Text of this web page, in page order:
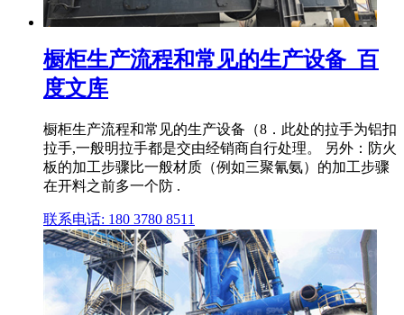
橱柜生产流程和常见的生产设备_百
度文库
橱柜生产流程和常见的生产设备（8．此处的拉手为铝扣
拉手,一般明拉手都是交由经销商自行处理。 另外：防火
板的加工步骤比一般材质（例如三聚氰氨）的加工步骤
在开料之前多一个防 .
联系电话: 180 3780 8511